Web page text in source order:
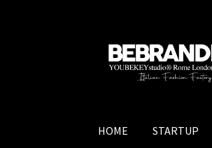
HOME STARTUP